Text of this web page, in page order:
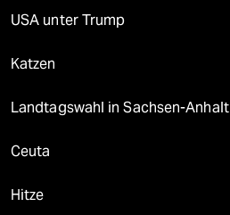
USA unter Trump
Katzen
Landtagswahl in Sachsen-Anhalt
Ceuta
Hitze